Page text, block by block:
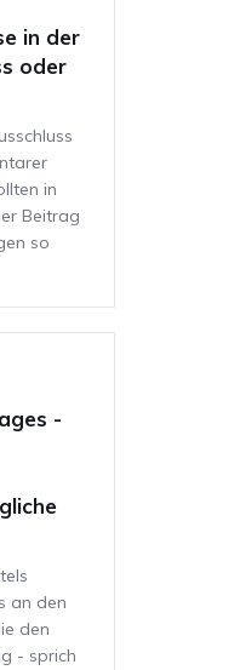
in der
oder
in
Beitrag
so
-
an den
den
- sprich